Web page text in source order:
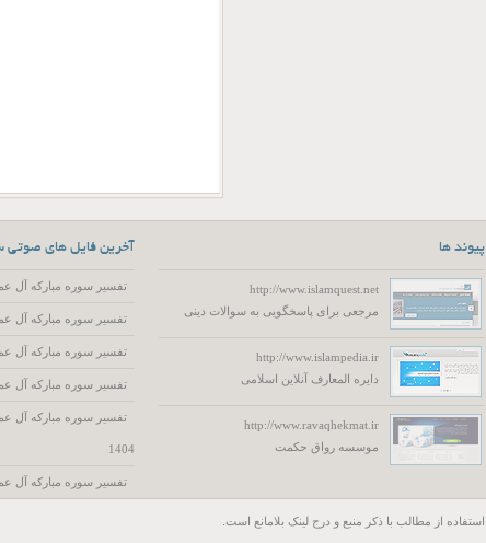
پیوند ها
http://www.islamquest.net
مرجعی برای پاسخگویی به سوالات دینی
http://www.islampedia.ir
دایره المعارف آنلاین اسلامی
http://www.ravaqhekmat.ir
موسسه رواق حکمت
آخرین فایل های صوتی
تفسیر سوره مبارکه آل عمران
تفسیر سوره مبارکه آل عمران
تفسیر سوره مبارکه آل عمران
تفسیر سوره مبارکه آل عمران
1404
تفسیر سوره مبارکه آل عمران
استفاده از مطالب با ذكر منبع و درج لینک بلامانع است.